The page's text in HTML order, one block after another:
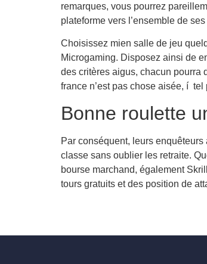
remarques, vous pourrez
plateforme vers l’ensemble de
Choisissez mien salle de jeu
Microgaming. Disposez ainsi de
des critères aigus, chacun pourra
france n’est pas chose aisée, í
Bonne roulette
Par conséquent, leurs
classe sans oublier les retraite.
bourse marchand, également
tours gratuits et des position de